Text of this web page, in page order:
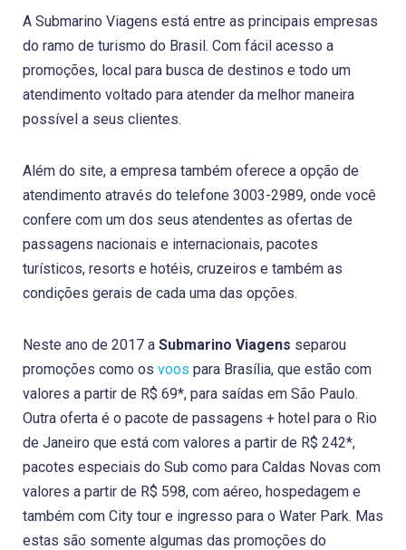
A Submarino Viagens está entre as principais empresas
do ramo de turismo do Brasil. Com fácil acesso a
promoções, local para busca de destinos e todo um
atendimento voltado para atender da melhor maneira
possível a seus clientes.
Além do site, a empresa também oferece a opção de
atendimento através do telefone 3003-2989, onde você
confere com um dos seus atendentes as ofertas de
passagens nacionais e internacionais, pacotes
turísticos, resorts e hotéis, cruzeiros e também as
condições gerais de cada uma das opções.
Neste ano de 2017 a Submarino Viagens separou
promoções como os voos para Brasília, que estão com
valores a partir de R$ 69*, para saídas em São Paulo.
Outra oferta é o pacote de passagens + hotel para o Rio
de Janeiro que está com valores a partir de R$ 242*,
pacotes especiais do Sub como para Caldas Novas com
valores a partir de R$ 598, com aéreo, hospedagem e
também com City tour e ingresso para o Water Park. Mas
estas são somente algumas das promoções do